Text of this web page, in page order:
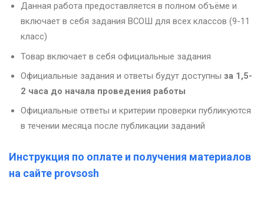
Данная работа предоставляется в полном объёме и
включает в себя задания ВСОШ для всех классов (9-11
класс)
Товар включает в себя официальные задания
Официальные задания и ответы будут доступны за 1,5-
2 часа до начала проведения работы
Официальные ответы и критерии проверки публикуются
в течении месяца после публикации заданий
Инструкция по оплате и получения материалов
на сайте provsosh